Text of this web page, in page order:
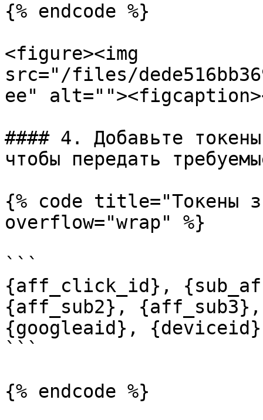
{% endcode %}
<figure><img
src="/files/
ee"
#### 4. Добавьте
чтобы передать
{% code title="Токены
overflow="wrap" %}
```
{aff_click_id},
{aff_sub2},
{googleaid},
```
{% endcode %}